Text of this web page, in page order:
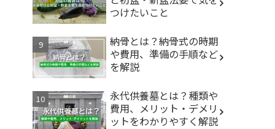
つけたいこと
納骨とは？納骨式の時期
や費用、準備の手順など
を解説
永代供養墓とは？種類や
費用、メリット・デメリ
ットをわかりやすく解説